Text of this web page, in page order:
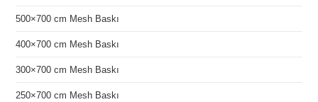
500×700 cm Mesh Baskı
400×700 cm Mesh Baskı
300×700 cm Mesh Baskı
250×700 cm Mesh Baskı